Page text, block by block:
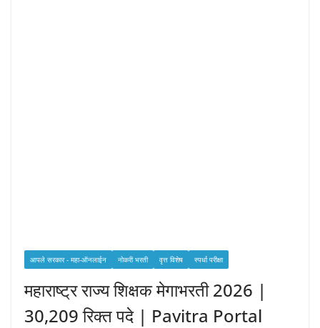
आपले सरकार - महा-ऑनलाईन नोकरी भरती वृत्त विशेष स्पर्धा परीक्षा
महाराष्ट्र राज्य शिक्षक मेगाभरती 2026 |
30,209 रिक्त पदे | Pavitra Portal